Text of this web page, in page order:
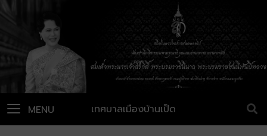
เทศบาลเมืองบ้านเป็ด
MENU